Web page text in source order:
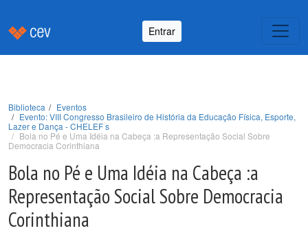
Entrar
Biblioteca
Eventos
Evento: VIII Congresso Brasileiro de História da Educação Física, Esporte,
Lazer e Dança - CHELEF s
Bola no Pé e Uma Idéia na Cabeça :a Representação Social Sobre
Democracia Corinthiana
Bola no Pé e Uma Idéia na Cabeça :a
Representação Social Sobre Democracia
Corinthiana